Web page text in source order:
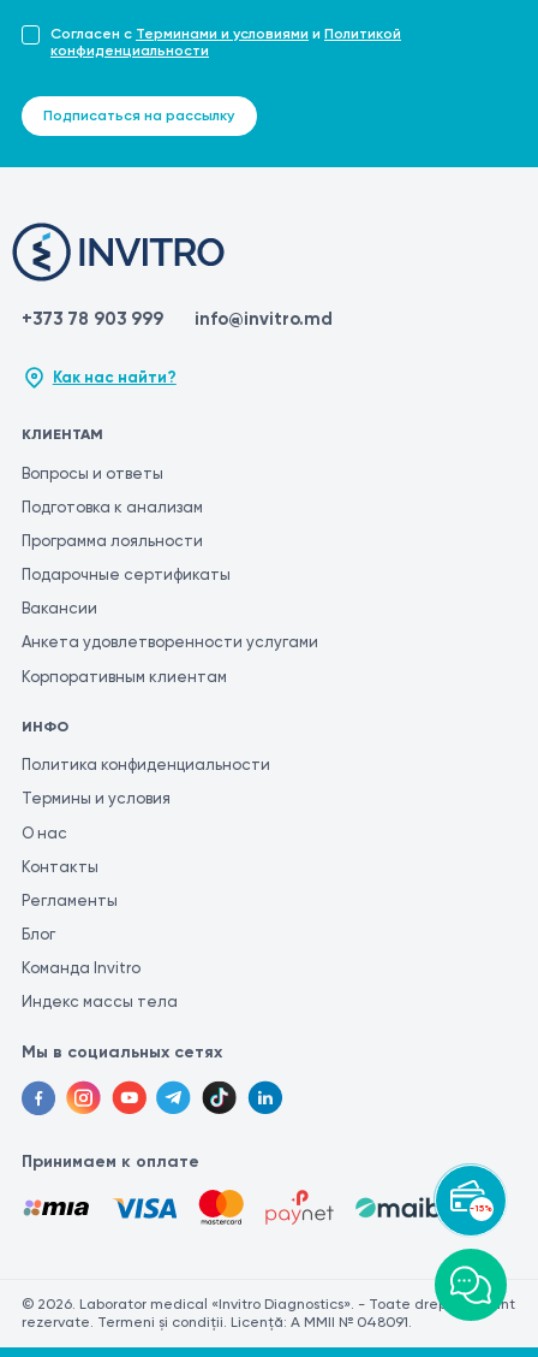
-15%
Согласен с Терминами и условиями и Политикой
конфиденциальности
Подписаться на рассылку
+373 78 903 999 info@invitro.md
Как нас найти?
КЛИЕНТАМ
Вопросы и ответы
Подготовка к анализам
Программа лояльности
Подарочные сертификаты
Вакансии
Анкета удовлетворенности услугами
Корпоративным клиентам
ИНФО
Политика конфиденциальности
Термины и условия
О нас
Контакты
Регламенты
Блог
Команда Invitro
Индекс массы тела
Мы в социальных сетях
Принимаем к оплате
© 2026. Laborator medical «Invitro Diagnostics». - Toate drepturile sunt
rezervate. Termeni și condiții. Licență: A MMII № 048091.